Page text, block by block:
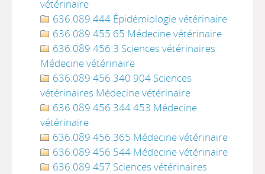
vétérinaire
636.089 444 Épidémiologie vétérinaire
636.089 455 65 Médecine vétérinaire
636.089 456 3 Sciences vétérinaires
Médecine vétérinaire
636.089 456 340 904 Sciences
vétérinaires Médecine vétérinaire
636.089 456 344 453 Médecine
vétérinaire
636.089 456 365 Médecine vétérinaire
636.089 456 544 Médecine vétérinaire
636.089 457 Sciences vétérinaires